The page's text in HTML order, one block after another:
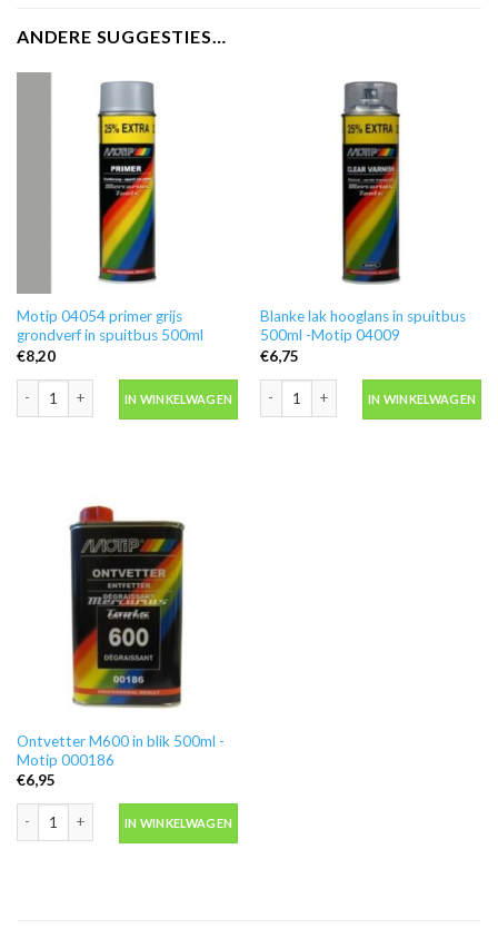
ANDERE SUGGESTIES…
Motip 04054 primer grijs
grondverf in spuitbus 500ml
€8,20
IN WINKELWAGEN
Blanke lak hooglans in spuitbus
500ml -Motip 04009
€6,75
IN WINKELWAGEN
Ontvetter M600 in blik 500ml -
Motip 000186
€6,95
IN WINKELWAGEN